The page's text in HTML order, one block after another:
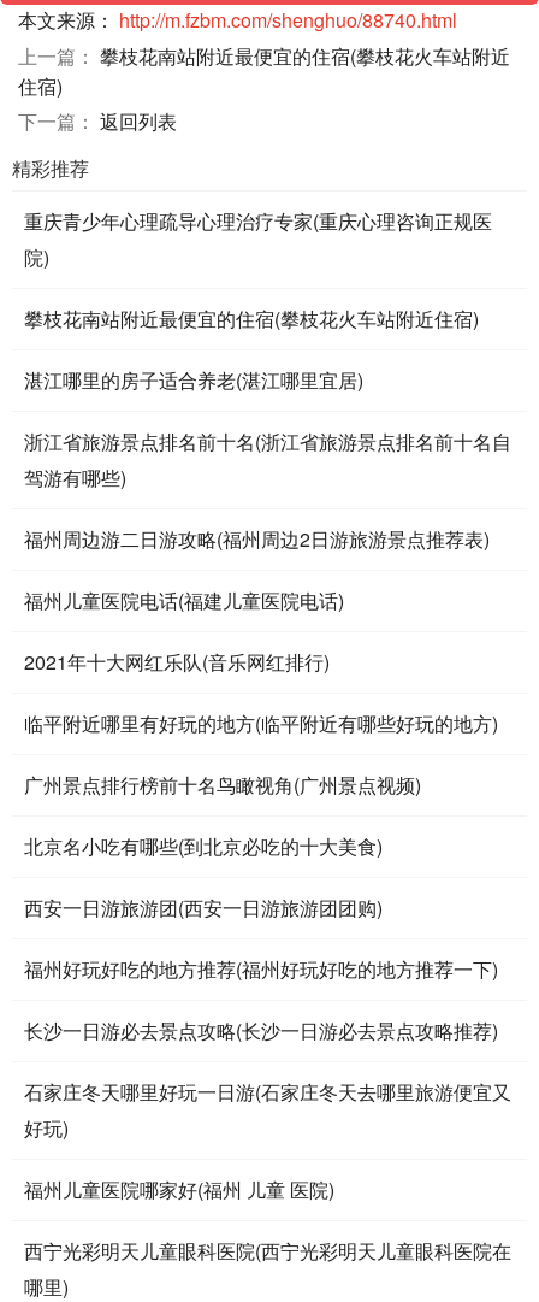
本文来源： http://m.fzbm.com/shenghuo/88740.html
上一篇： 攀枝花南站附近最便宜的住宿(攀枝花火车站附近
住宿)
下一篇： 返回列表
精彩推荐
重庆青少年心理疏导心理治疗专家(重庆心理咨询正规医
院)
攀枝花南站附近最便宜的住宿(攀枝花火车站附近住宿)
湛江哪里的房子适合养老(湛江哪里宜居)
浙江省旅游景点排名前十名(浙江省旅游景点排名前十名自
驾游有哪些)
福州周边游二日游攻略(福州周边2日游旅游景点推荐表)
福州儿童医院电话(福建儿童医院电话)
2021年十大网红乐队(音乐网红排行)
临平附近哪里有好玩的地方(临平附近有哪些好玩的地方)
广州景点排行榜前十名鸟瞰视角(广州景点视频)
北京名小吃有哪些(到北京必吃的十大美食)
西安一日游旅游团(西安一日游旅游团团购)
福州好玩好吃的地方推荐(福州好玩好吃的地方推荐一下)
长沙一日游必去景点攻略(长沙一日游必去景点攻略推荐)
石家庄冬天哪里好玩一日游(石家庄冬天去哪里旅游便宜又
好玩)
福州儿童医院哪家好(福州 儿童 医院)
西宁光彩明天儿童眼科医院(西宁光彩明天儿童眼科医院在
哪里)